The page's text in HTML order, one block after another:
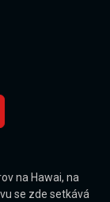
na Hawai, na
se zde setkává